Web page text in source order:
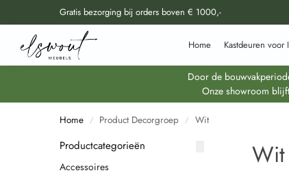
Gratis bezorging bij orders boven € 1000,-
Home Kastdeuren voor
Doorzoek al onze producten
Door de
Onze showroom
Home / Product Decorgroep / Wit
Wit
Productcategorieën
Accessoires